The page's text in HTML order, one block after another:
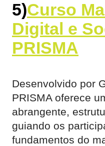
5)Curso
Digital e
PRISMA
Desenvolvido por
PRISMA oferece
abrangente,
guiando os
fundamentos do